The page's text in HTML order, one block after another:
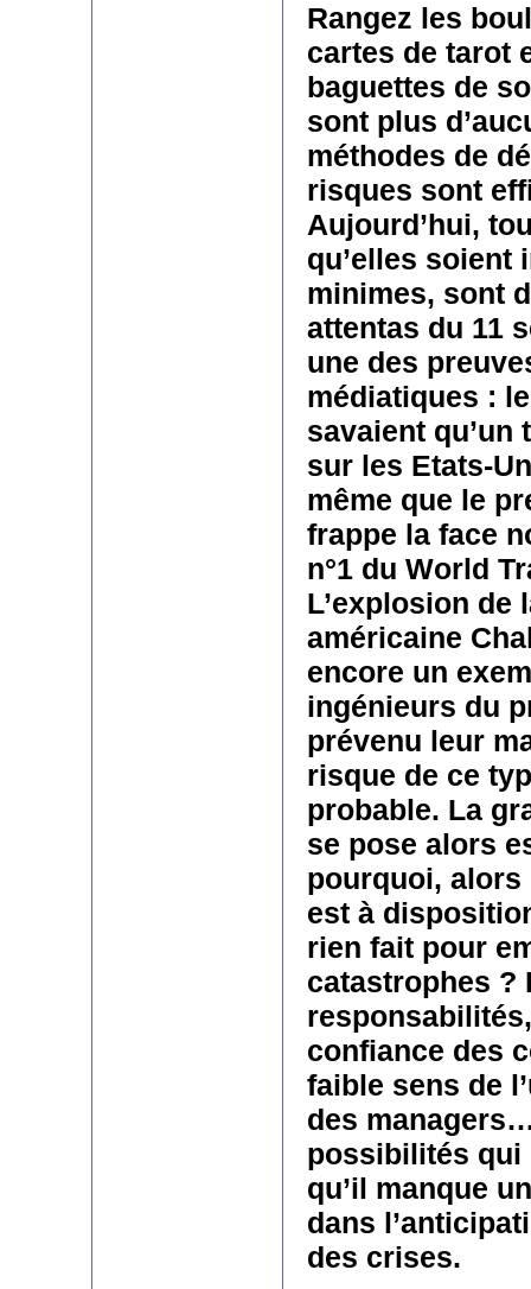
Rangez les
cartes de tarot
baguettes de
sont plus
méthodes de
risques sont
Aujourd’hui,
qu’elles soient
minimes, sont
attentas du 11
une des
médiatiques :
savaient qu’un
sur les Etats-
même que le
frappe la face
n°1 du World
L’explosion de
américaine
encore un
ingénieurs du
prévenu leur
risque de ce
probable. La
se pose alors
pourquoi, alors
est à
rien fait pour
catastrophes ?
confiance des
faible sens de
des
possibilités qui
qu’il manque
dans
des crises.